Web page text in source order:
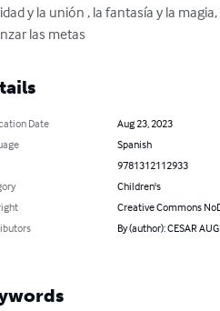
y la unión , la fantasía y la
las metas
Date
Aug 23, 2023
Spanish
9781312112933
Children's
Creative Commons
By (author): CESAR